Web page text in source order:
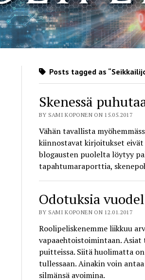
Posts tagged as
Skenessä
BY SAMI KOPONEN ON 15.05.2017
Vähän tavallista
kiinnostavat kirjoitukset eivät
blogausten puolelta löytyy
tapahtumaraporttia,
Odotuksia
BY SAMI KOPONEN ON 12.01.2017
Roolipeliskenemme liikkuu
vapaaehtoistoimintaan.
puitteissa. Siitä huolimatta
tullessaan. Ainakin voin
silmänsä avoimina.